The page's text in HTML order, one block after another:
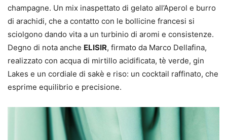
champagne. Un mix inaspettato di gelato all’Aperol e burro
di arachidi, che a contatto con le bollicine francesi si
sciolgono dando vita a un turbinio di aromi e consistenze.
Degno di nota anche ELISIR, firmato da Marco Dellafina,
realizzato con acqua di mirtillo acidificata, tè verde, gin
Lakes e un cordiale di sakè e riso: un cocktail raffinato, che
esprime equilibrio e precisione.